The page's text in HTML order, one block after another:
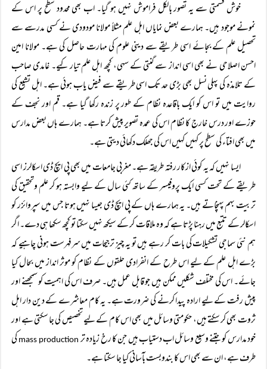
خوش قسمتی سے یہ تصور بالکل فراموش نہیں ہو گیا۔ اب بھی محدود سطح پر اس کے
نمونے موجود ہیں۔ ہمارے بعض نمایاں اہل علم مثلاً‌ مولانا مودودی نے کسی مدرسے سے
تحصیل علم کے بجائے اسی طریقے سے دینی علوم کی مہارت حاصل کی ہے۔ مولانا امین
احسن اصلاحی نے بھی اسی انداز سے گنتی کے سہی، کچھ اہل علم تیار کیے۔ غامدی صاحب
کے تلامذہ کی پہلی نسل بھی بڑی حد تک اسی طریقے سے فیض یاب ہوئی ہے۔ اہل تشیع کی
روایت میں تو اس کو ایک باقاعدہ نظام کے طور پر زندہ رکھا گیا ہے۔ قم اور نجف کے
حوزے اور درس خارج کا نظام اس کی عمدہ تصویر پیش کرتا ہے۔ ہمارے ہاں بعض مدارس
میں بھی افتاء کی سطح پر کہیں کہیں اس کی جھلک دکھائی دیتی ہے۔
ایسا نہیں کہ یہ کوئی ازکار رفتہ طریقہ ہے۔ مغربی جامعات میں بھی پی ایچ ڈی اسکالرز اسی
طریقے کے تحت کسی ایک پروفیسر کے ساتھ کئی سال کے لیے وابستہ ہو کر علم وتحقیق کی
تربیت بہم پہنچاتے ہیں۔ یہ ہمارے ہاں کے پی ایچ ڈی جیسا نہیں ہوتا جس میں سپروائزر کو
اسکالر کے تتبع میں رہنا پڑتا ہے کہ وہ ملاقات کر کے سیکھ نہیں سکتا تو کچھ سکھا ہی دے۔ اگر
ہم نئی سماجی تشکیلات کی بات کر رہے ہیں تو یہ چیز ترجیحات میں سرفہرست ہونی چاہیے کہ
بڑے اہل علم کے لیے اس طرح کے انفرادی حلقوں کے نظام کو موثر انداز میں بحال کیا
جائے۔ اس کی مختلف شکلیں ممکن ہیں جو قابل عمل ہیں۔ صرف اس کی اہمیت کو سمجھنے اور
پیش رفت کے لیے ارادہ پیدا کرنے کی ضرورت ہے۔ یہ کام معاشرے کے دین دار اہل
ثروت بھی کر سکتے ہیں، حکومتی وسائل میں بھی اس کام کے لیے تخصیص کی جا سکتی ہے اور
خود مدارس کو جتنے وسیع وسائل اب دستیاب ہیں جن کا رخ زیادہ ترmass production
کی
طرف ہے، ان سے بھی اس کا بندوبست بآسانی کیا جا سکتا ہے۔